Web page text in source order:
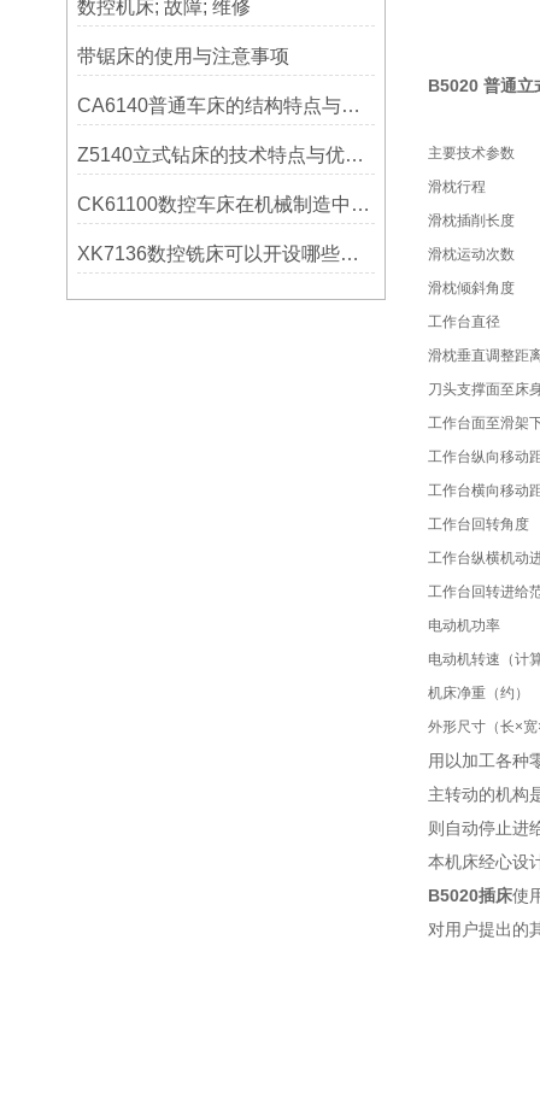
数控机床; 故障; 维修
带锯床的使用与注意事项
CA6140普通车床的结构特点与工作原理解析
Z5140立式钻床的技术特点与优势分析
CK61100数控车床在机械制造中的实际表现
XK7136数控铣床可以开设哪些考核项目？
B5020 普通立
主要技术参数
滑枕行程
滑枕插削长度
滑枕运动次数
滑枕倾斜角度
工作台直径
滑枕垂直调整距
刀头支撑面至床
工作台面至滑架
工作台纵向移动
工作台横向移动
工作台回转角度
工作台纵横机动
工作台回转进给
电动机功率
电动机转速（计
机床净重（约）
外形尺寸（长×
用以加工各种
主转动的机构
则自动停止进
本机床经心设
B5020插床使
对用户提出的